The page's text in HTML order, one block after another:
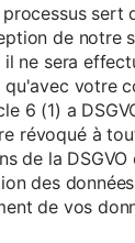
sert
de notre
ne sera
votre
6 (1) a
révoqué à
de la
des données
de vos